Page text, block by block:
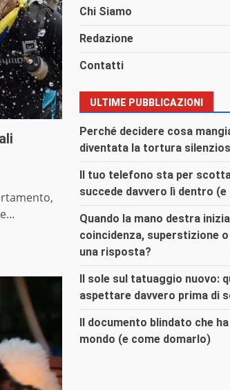
Chi Siamo
Redazione
Contatti
ULTIME PUBBLICAZIONI
Perché decidere cosa
diventata la tortura
Il tuo telefono sta per
succede davvero lì dentro
Quando la mano destra
coincidenza, superstizione
una risposta?
Il sole sul tatuaggio nuovo:
aspettare davvero prima di
Il documento blindato che
mondo (e come domarlo)